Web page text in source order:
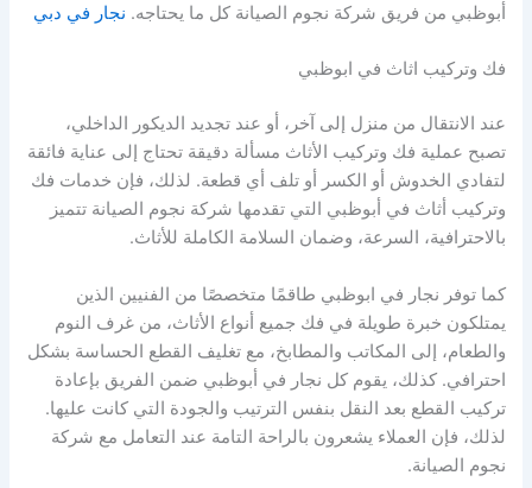
أبوظبي من فريق شركة نجوم الصيانة كل ما يحتاجه. نجار في دبي
فك وتركيب اثاث في ابوظبي
عند الانتقال من منزل إلى آخر، أو عند تجديد الديكور الداخلي،
تصبح عملية فك وتركيب الأثاث مسألة دقيقة تحتاج إلى عناية فائقة
لتفادي الخدوش أو الكسر أو تلف أي قطعة. لذلك، فإن خدمات فك
وتركيب أثاث في أبوظبي التي تقدمها شركة نجوم الصيانة تتميز
بالاحترافية، السرعة، وضمان السلامة الكاملة للأثاث.
كما توفر نجار في ابوظبي طاقمًا متخصصًا من الفنيين الذين
يمتلكون خبرة طويلة في فك جميع أنواع الأثاث، من غرف النوم
والطعام، إلى المكاتب والمطابخ، مع تغليف القطع الحساسة بشكل
احترافي. كذلك، يقوم كل نجار في أبوظبي ضمن الفريق بإعادة
تركيب القطع بعد النقل بنفس الترتيب والجودة التي كانت عليها.
لذلك، فإن العملاء يشعرون بالراحة التامة عند التعامل مع شركة
نجوم الصيانة.